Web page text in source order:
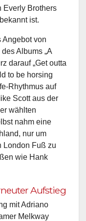
Everly Brothers
ist.
Angebot von
Albums „A
darauf „Get outta
to be horsing
Rhythmus auf
Scott aus der
wählten
nahm eine
nur um
London Fuß zu
wie Hank
Aufstieg
mit Adriano
Melkway